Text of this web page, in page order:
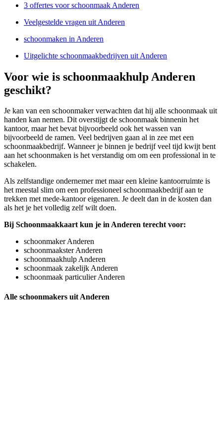
3 offertes voor schoonmaak Anderen
Veelgestelde vragen uit Anderen
schoonmaken in Anderen
Uitgelichte schoonmaakbedrijven uit Anderen
Voor wie is schoonmaakhulp Anderen
geschikt?
Je kan van een schoonmaker verwachten dat hij alle schoonmaak uit
handen kan nemen. Dit overstijgt de schoonmaak binnenin het
kantoor, maar het bevat bijvoorbeeld ook het wassen van
bijvoorbeeld de ramen. Veel bedrijven gaan al in zee met een
schoonmaakbedrijf. Wanneer je binnen je bedrijf veel tijd kwijt bent
aan het schoonmaken is het verstandig om om een professional in te
schakelen.
Als zelfstandige ondernemer met maar een kleine kantoorruimte is
het meestal slim om een professioneel schoonmaakbedrijf aan te
trekken met mede-kantoor eigenaren. Je deelt dan in de kosten dan
als het je het volledig zelf wilt doen.
Bij Schoonmaakkaart kun je in Anderen terecht voor:
schoonmaker Anderen
schoonmaakster Anderen
schoonmaakhulp Anderen
schoonmaak zakelijk Anderen
schoonmaak particulier Anderen
Alle schoonmakers uit Anderen